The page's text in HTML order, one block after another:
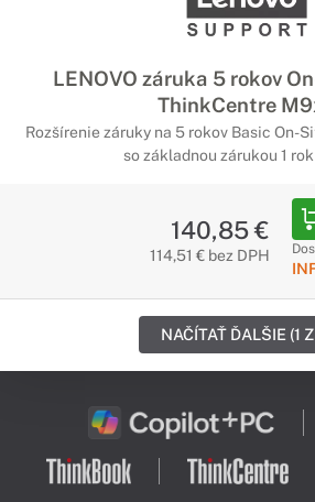
LENOVO záruka 5 rokov
ThinkCentre
Rozšírenie záruky na 5 rokov Basic On-
so základnou zárukou 1
140,85 €
114,51 € bez DPH
NAČÍTAŤ ĎALŠIE (1